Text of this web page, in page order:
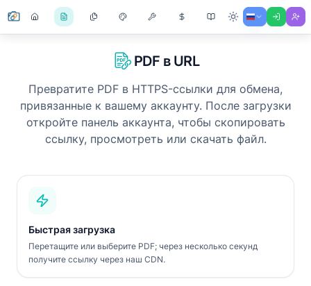
PDF в URL
Превратите PDF в HTTPS-ссылки для обмена,
привязанные к вашему аккаунту. После загрузки
откройте панель аккаунта, чтобы скопировать
ссылку, просмотреть или скачать файл.
Быстрая загрузка
Перетащите или выберите PDF; через несколько секунд
получите ссылку через наш CDN.